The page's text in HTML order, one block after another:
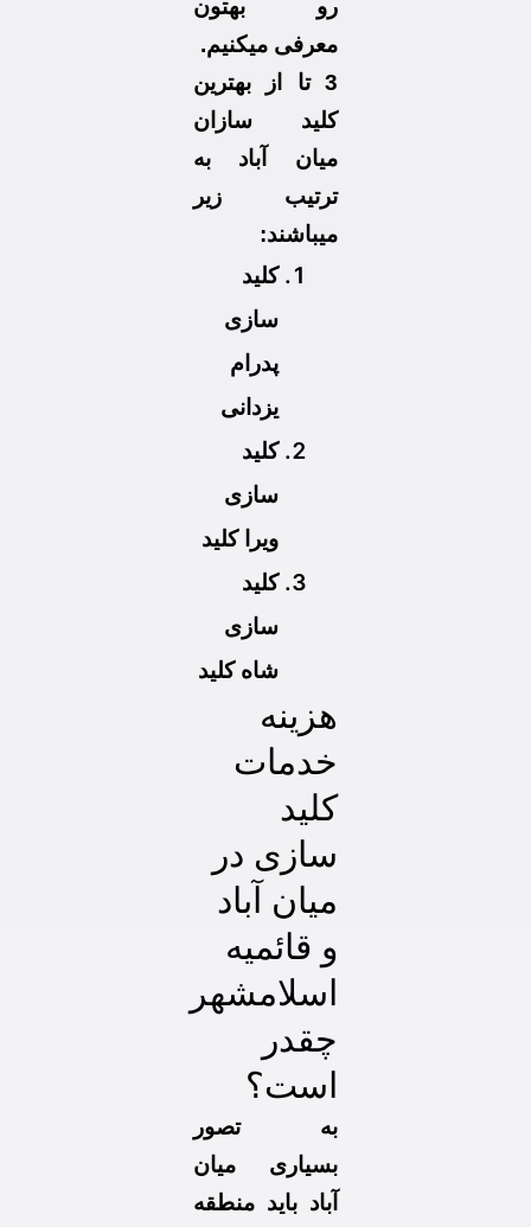
رو بهتون
معرفی میکنیم.
3 تا از بهترین
کلید سازان
میان آباد به
ترتیب زیر
میباشند:
کلید
سازی
پدرام
یزدانی
کلید
سازی
ویرا کلید
کلید
سازی
شاه کلید
هزینه
خدمات
کلید
سازی در
میان آباد
و قائمیه
اسلامشهر
چقدر
است؟
به تصور
بسیاری میان
آباد باید منطقه